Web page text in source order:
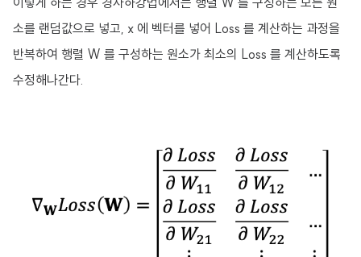
소를 랜덤값으로 넣고, x 에 벡터를 넣어 Loss 를 계산하는 과정을
반복하여 행렬 W 를 구성하는 원소가 최소의 Loss 를 계산하도록
수정해나간다.